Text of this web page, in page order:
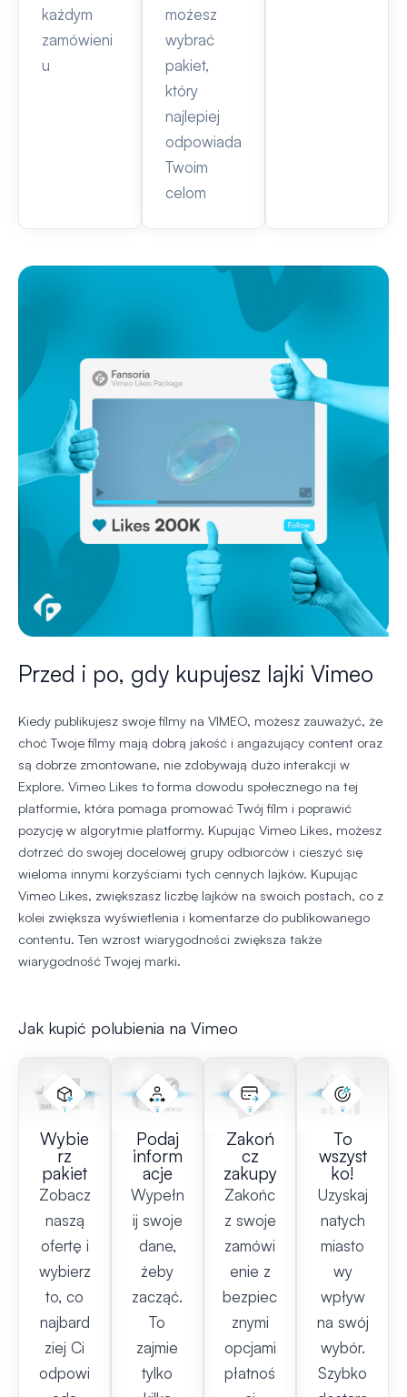
każdym
zamówieni
u
możesz
wybrać
pakiet,
który
najlepiej
odpowiada
Twoim
celom
Przed i po, gdy kupujesz lajki Vimeo
Kiedy publikujesz swoje filmy na VIMEO, możesz zauważyć, że
choć Twoje filmy mają dobrą jakość i angażujący content oraz
są dobrze zmontowane, nie zdobywają dużo interakcji w
Explore. Vimeo Likes to forma dowodu społecznego na tej
platformie, która pomaga promować Twój film i poprawić
pozycję w algorytmie platformy. Kupując Vimeo Likes, możesz
dotrzeć do swojej docelowej grupy odbiorców i cieszyć się
wieloma innymi korzyściami tych cennych lajków. Kupując
Vimeo Likes, zwiększasz liczbę lajków na swoich postach, co z
kolei zwiększa wyświetlenia i komentarze do publikowanego
contentu. Ten wzrost wiarygodności zwiększa także
wiarygodność Twojej marki.
Jak kupić polubienia na Vimeo
Wybie
rz
pakiet
Zobacz
naszą
ofertę i
wybierz
to, co
najbard
ziej Ci
odpowi
Podaj
inform
acje
Wypełn
ij swoje
dane,
żeby
zacząć.
To
zajmie
tylko
Zakoń
cz
zakupy
Zakońc
z swoje
zamówi
enie z
bezpiec
znymi
opcjami
płatnoś
To
wszyst
ko!
Uzyskaj
natych
miasto
wy
wpływ
na swój
wybór.
Szybko